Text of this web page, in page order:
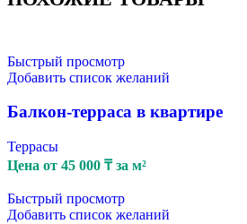
Быстрый просмотр
Добавить список желаний
Балкон-терраса в квартире
Террасы
Цена от 45 000 ₸ за м²
Быстрый просмотр
Добавить список желаний